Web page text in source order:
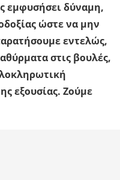
εμφυσήσει δύναμη,
ώστε να μην
εντελώς,
στις βουλές,
εξουσίας. Ζούμε